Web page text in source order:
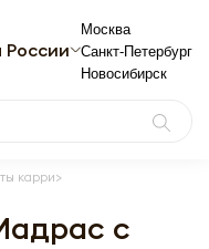
России
Москва
Санкт-Петербург
Новосибирск
карри
с